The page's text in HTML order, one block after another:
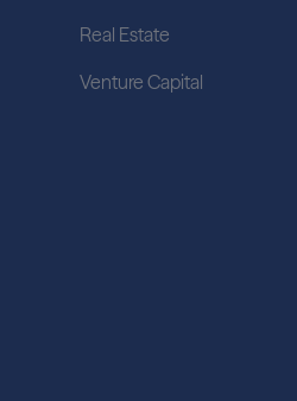
Real Estate
Venture Capital